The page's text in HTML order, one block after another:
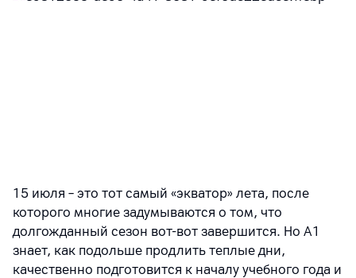
15 июля – это тот самый «экватор» лета, после
которого многие задумываются о том, что
долгожданный сезон вот-вот завершится. Но А1
знает, как подольше продлить теплые дни,
качественно подготовится к началу учебного года и